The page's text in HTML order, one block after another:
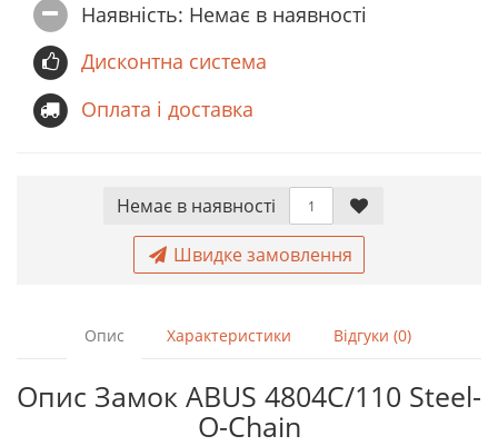
Наявність: Немає в наявностi
Дисконтна система
Оплата і доставка
Немає в наявностi
Швидке замовлення
Опис Характеристики Відгуки (0)
Опис Замок ABUS 4804C/110 Steel-
O-Chain